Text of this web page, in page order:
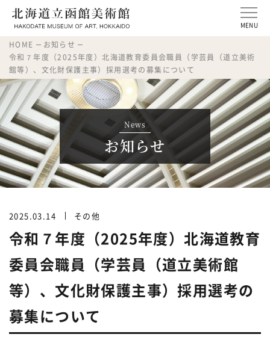
MENU
HOME
お知らせ
令和７年度（2025年度）北海道教育委員会職員（学芸員（道立美術
館等）、文化財保護主事）採用選考の募集について
News
お知らせ
2025.03.14 その他
令和７年度（2025年度）北海道教育
委員会職員（学芸員（道立美術館
等）、文化財保護主事）採用選考の
募集について